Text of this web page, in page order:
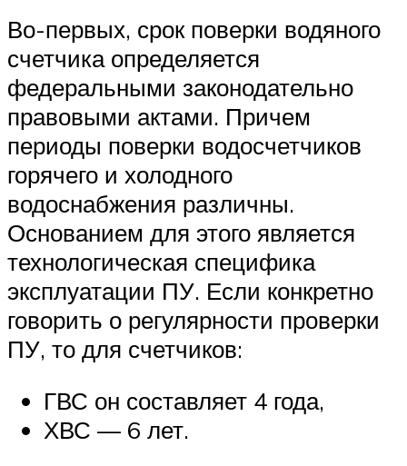
Во-первых, срок поверки водяного
счетчика определяется
федеральными законодательно
правовыми актами. Причем
периоды поверки водосчетчиков
горячего и холодного
водоснабжения различны.
Основанием для этого является
технологическая специфика
эксплуатации ПУ. Если конкретно
говорить о регулярности проверки
ПУ, то для счетчиков:
ГВС он составляет 4 года,
ХВС — 6 лет.